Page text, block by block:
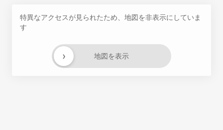
特異なアクセスが見られたため、地図を非表示にしていま
す
地図を表示
›